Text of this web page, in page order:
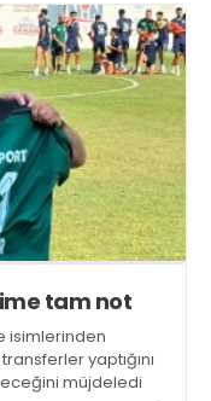
tam not
isimlerinden
yaptığını
müjdeledi